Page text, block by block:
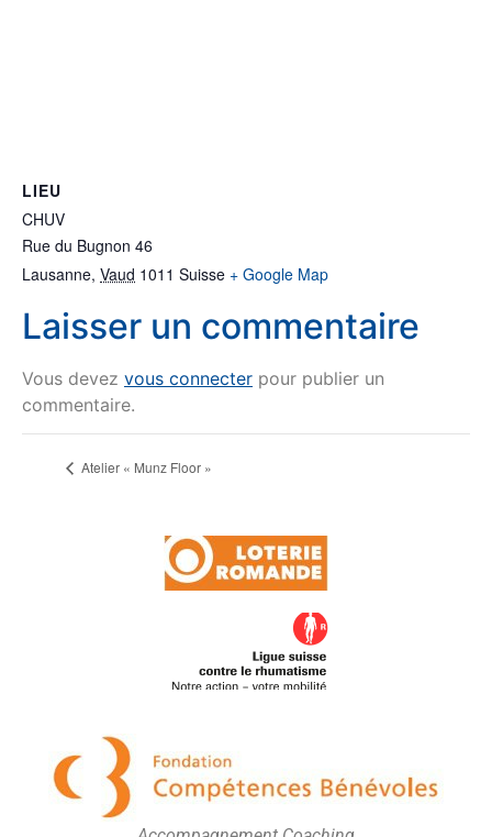
LIEU
CHUV
Rue du Bugnon 46
Lausanne, Vaud 1011 Suisse + Google Map
Laisser un commentaire
Vous devez vous connecter pour publier un
commentaire.
Atelier « Munz Floor »